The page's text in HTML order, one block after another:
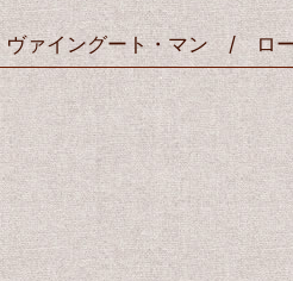
ヴァイングート・マン / ロ